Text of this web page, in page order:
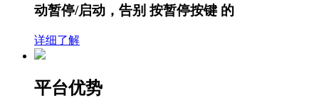
动暂停/启动，告别 按暂停按键 的
详细了解
平台优势